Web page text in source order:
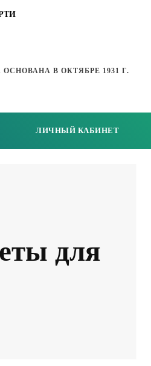
ОСНОВАНА В ОКТЯБРЕ 1931 Г.
ЛИЧНЫЙ КАБИНЕТ
для